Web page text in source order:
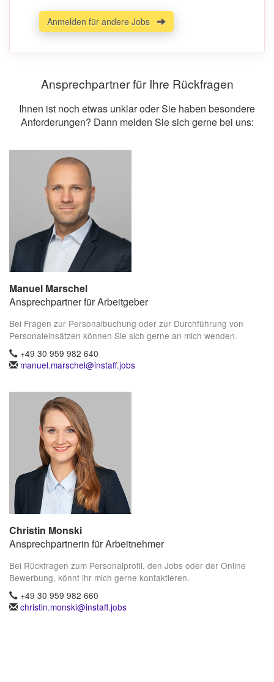
Anmelden für andere Jobs
Ansprechpartner für Ihre Rückfragen
Ihnen ist noch etwas unklar oder Sie haben besondere
Anforderungen? Dann melden Sie sich gerne bei uns:
Manuel Marschel
Ansprechpartner für Arbeitgeber
Bei Fragen zur Personalbuchung oder zur Durchführung von
Personaleinsätzen können Sie sich gerne an mich wenden.
+49 30 959 982 640
manuel.marschel@instaff.jobs
Christin Monski
Ansprechpartnerin für Arbeitnehmer
Bei Rückfragen zum Personalprofil, den Jobs oder der Online
Bewerbung, könnt ihr mich gerne kontaktieren.
+49 30 959 982 660
christin.monski@instaff.jobs